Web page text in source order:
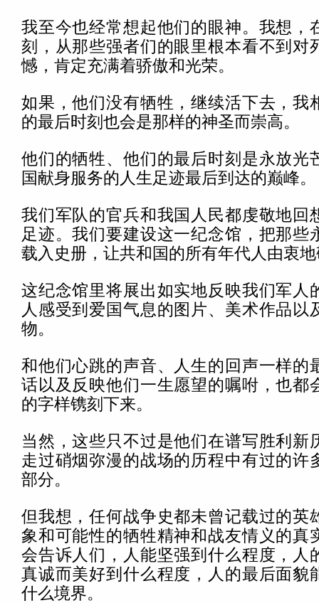
我至今也经常想起他们的眼神。我想，
刻，从那些强者们的眼里根本看不到对
憾，肯定充满着骄傲和光荣。
如果，他们没有牺牲，继续活下去，我
的最后时刻也会是那样的神圣而崇高。
他们的牺牲、他们的最后时刻是永放光
国献身服务的人生足迹最后到达的巅峰。
我们军队的官兵和我国人民都虔敬地回
足迹。我们要建设这一纪念馆，把那些
载入史册，让共和国的所有年代人由衷
这纪念馆里将展出如实地反映我们军人
人感受到爱国气息的图片、美术作品以
物。
和他们心跳的声音、人生的回声一样的
话以及反映他们一生愿望的嘱咐，也都
的字样镌刻下来。
当然，这些只不过是他们在谱写胜利新
走过硝烟弥漫的战场的历程中有过的许
部分。
但我想，任何战争史都未曾记载过的英
象和可能性的牺牲精神和战友情义的真
会告诉人们，人能坚强到什么程度，人
真诚而美好到什么程度，人的最后面貌
什么境界。